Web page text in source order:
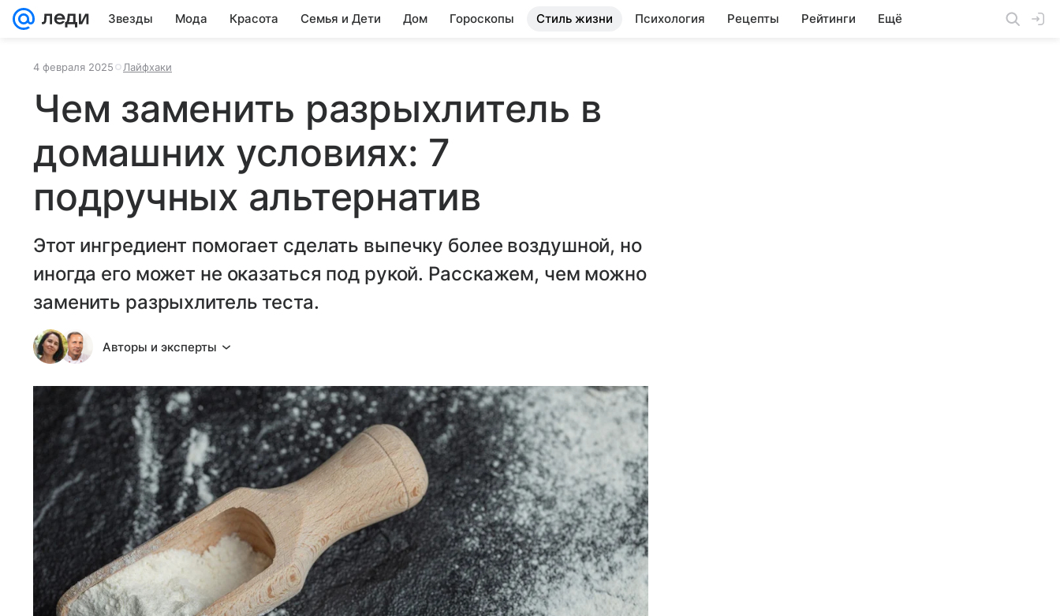
Звезды Мода Красота Семья и Дети Дом Гороскопы Стиль жизни Психология Рецепты Рейтинги Ещё
4 февраля 2025 Лайфхаки
Чем заменить разрыхлитель в
домашних условиях: 7
подручных альтернатив
Этот ингредиент помогает сделать выпечку более воздушной, но
иногда его может не оказаться под рукой. Расскажем, чем можно
заменить разрыхлитель теста.
Авторы и эксперты